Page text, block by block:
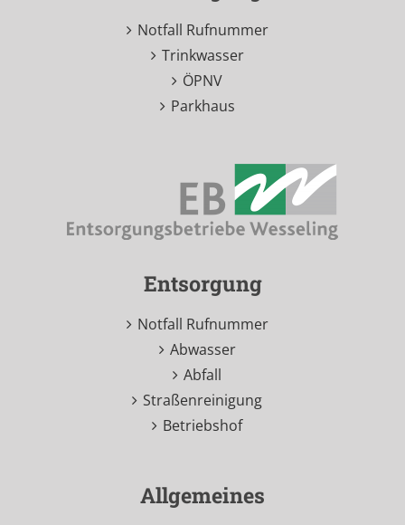
Notfall Rufnummer
Trinkwasser
ÖPNV
Parkhaus
Entsorgung
Notfall Rufnummer
Abwasser
Abfall
Straßenreinigung
Betriebshof
Allgemeines